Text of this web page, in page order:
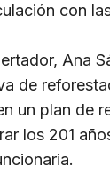
con
Ana
de
un plan de
los 201